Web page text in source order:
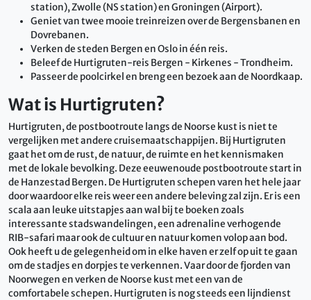
station), Zwolle (NS station) en Groningen (Airport).
Geniet van twee mooie treinreizen over de Bergensbanen en
Dovrebanen.
Verken de steden Bergen en Oslo in één reis.
Beleef de Hurtigruten-reis Bergen - Kirkenes - Trondheim.
Passeer de poolcirkel en breng een bezoek aan de Noordkaap.
Wat is Hurtigruten?
Hurtigruten, de postbootroute langs de Noorse kust is niet te
vergelijken met andere cruisemaatschappijen. Bij Hurtigruten
gaat het om de rust, de natuur, de ruimte en het kennismaken
met de lokale bevolking. Deze eeuwenoude postbootroute start in
de Hanzestad Bergen. De Hurtigruten schepen varen het hele jaar
door waardoor elke reis weer een andere beleving zal zijn. Er is een
scala aan leuke uitstapjes aan wal bij te boeken zoals
interessante stadswandelingen, een adrenaline verhogende
RIB-safari maar ook de cultuur en natuur komen volop aan bod.
Ook heeft u de gelegenheid om in elke haven er zelf op uit te gaan
om de stadjes en dorpjes te verkennen. Vaar door de fjorden van
Noorwegen en verken de Noorse kust met een van de
comfortabele schepen. Hurtigruten is nog steeds een lijndienst